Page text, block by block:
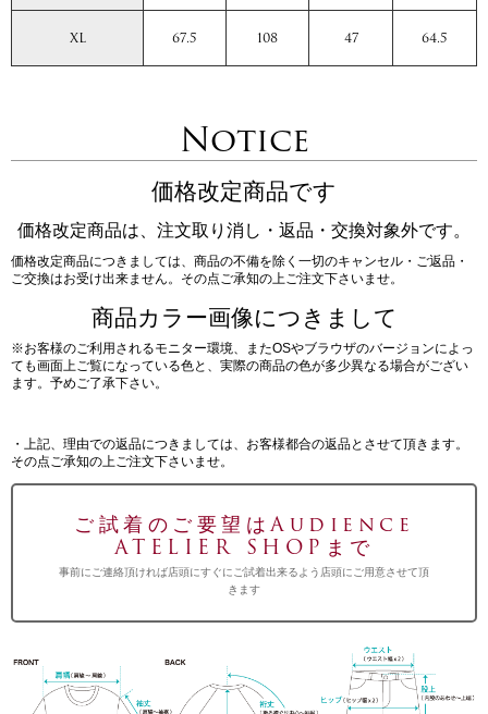
XL 67.5 108 47 64.5
Notice
価格改定商品です
価格改定商品は、注文取り消し・返品・交換対象外です。
価格改定商品につきましては、商品の不備を除く一切のキャンセル・ご返品・
ご交換はお受け出来ません。その点ご承知の上ご注文下さいませ。
商品カラー画像につきまして
※お客様のご利用されるモニター環境、またOSやブラウザのバージョンによっ
ても画面上ご覧になっている色と、実際の商品の色が多少異なる場合がござい
ます。予めご了承下さい。
・上記、理由での返品につきましては、お客様都合の返品とさせて頂きます。
その点ご承知の上ご注文下さいませ。
ご試着のご要望はAudience
ATELIER SHOPまで
事前にご連絡頂ければ店頭にすぐにご試着出来るよう店頭にご用意させて頂
きます